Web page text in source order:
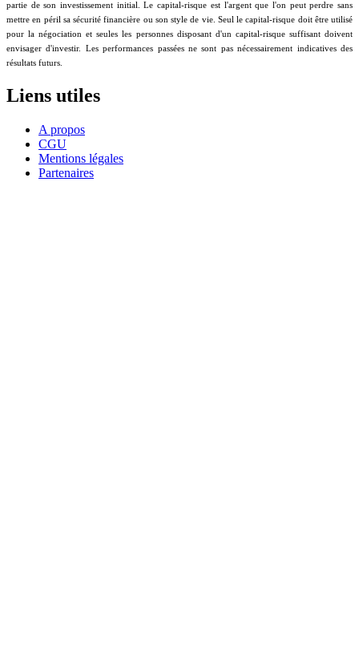
partie de son investissement initial. Le capital-risque est l'argent que l'on peut perdre sans
mettre en péril sa sécurité financière ou son style de vie. Seul le capital-risque doit être utilisé
pour la négociation et seules les personnes disposant d'un capital-risque suffisant doivent
envisager d'investir. Les performances passées ne sont pas nécessairement indicatives des
résultats futurs.
Liens utiles
A propos
CGU
Mentions légales
Partenaires